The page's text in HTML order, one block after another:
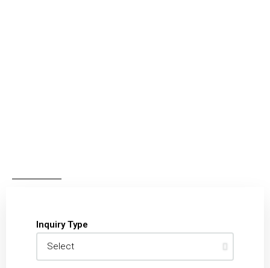
Inquiry Type